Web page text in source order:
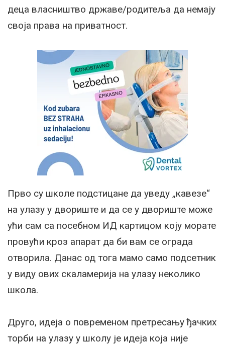
деца власништво државе/родитеља да немају
своја права на приватност.
Прво су школе подстицане да уведу „кавезе“
на улазу у двориште и да се у двориште може
ући сам са посебном ИД картицом коју морате
провући кроз апарат да би вам се ограда
отворила. Данас од тога мамо само подсетник
у виду ових скаламерија на улазу неколико
школа.
Друго, идеја о повременом претресању ђачких
торби на улазу у школу је идеја која није